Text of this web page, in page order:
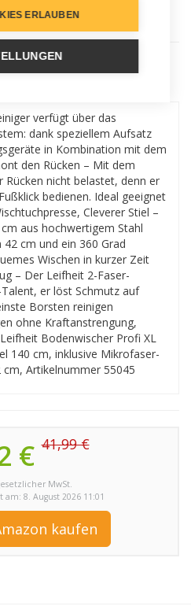
verfügt über das
dank speziellem Aufsatz
in Kombination mit dem
den Rücken – Mit dem
nicht belastet, denn er
bedienen. Ideal geeignet
Cleverer Stiel –
aus hochwertigem Stahl
cm und ein 360 Grad
Wischen in kurzer Zeit
– Der Leifheit 2-Faser-
er löst Schmutz auf
Borsten reinigen
ohne Kraftanstrengung,
Bodenwischer Profi XL
140 cm, inklusive Mikrofaser-
Artikelnummer 55045
€41,99 €
MwSt.
8. August 2026 11:01
kaufen
ERLAUBEN